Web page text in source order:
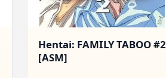
Hentai: FAMILY TABOO #2
[ASM]